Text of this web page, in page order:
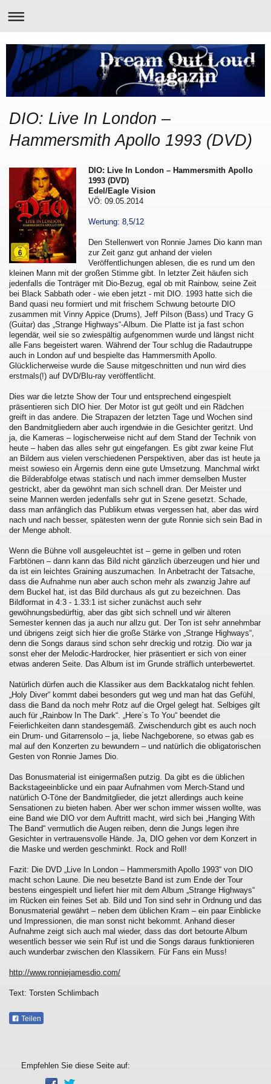
DIO: Live In London –
Hammersmith Apollo 1993 (DVD)
DIO: Live In London – Hammersmith Apollo
1993 (DVD)
Edel/Eagle Vision
VÖ: 09.05.2014
Wertung: 8,5/12
Den Stellenwert von Ronnie James Dio kann man
zur Zeit ganz gut anhand der vielen
Veröffentlichungen ablesen, die es rund um den
kleinen Mann mit der großen Stimme gibt. In letzter Zeit häufen sich
jedenfalls die Tonträger mit Dio-Bezug, egal ob mit Rainbow, seine Zeit
bei Black Sabbath oder - wie eben jetzt - mit DIO. 1993 hatte sich die
Band quasi neu formiert und mit frischem Schwung betourte DIO
zusammen mit Vinny Appice (Drums), Jeff Pilson (Bass) und Tracy G
(Guitar) das „Strange Highways“-Album. Die Platte ist ja fast schon
legendär, weil sie so zwiespältig aufgenommen wurde und längst nicht
alle Fans begeistert waren. Während der Tour schlug die Radautruppe
auch in London auf und bespielte das Hammersmith Apollo.
Glücklicherweise wurde die Sause mitgeschnitten und nun wird dies
erstmals(!) auf DVD/Blu-ray veröffentlicht.
Dies war die letzte Show der Tour und entsprechend eingespielt
präsentieren sich DIO hier. Der Motor ist gut geölt und ein Rädchen
greift in das andere. Die Strapazen der letzten Tage und Wochen sind
den Bandmitgliedern aber auch irgendwie in die Gesichter geritzt. Und
ja, die Kameras – logischerweise nicht auf dem Stand der Technik von
heute – haben das alles sehr gut eingefangen. Es gibt zwar keine Flut
an Bildern aus vielen verschiedenen Perspektiven, aber das ist heute ja
meist sowieso ein Ärgernis denn eine gute Umsetzung. Manchmal wirkt
die Bilderabfolge etwas statisch und nach immer demselben Muster
gestrickt, aber da gewöhnt man sich schnell dran. Der Meister und
seine Mannen werden jedenfalls sehr gut in Szene gesetzt. Schade,
dass man anfänglich das Publikum etwas vergessen hat, aber das wird
nach und nach besser, spätesten wenn der gute Ronnie sich sein Bad in
der Menge abholt.
Wenn die Bühne voll ausgeleuchtet ist – gerne in gelben und roten
Farbtönen – dann kann das Bild nicht gänzlich überzeugen und hier und
da ist ein leichtes Graining auszumachen. In Anbetracht der Tatsache,
dass die Aufnahme nun aber auch schon mehr als zwanzig Jahre auf
dem Buckel hat, ist das Bild durchaus als gut zu bezeichnen. Das
Bildformat in 4:3 - 1.33:1 ist sicher zunächst auch sehr
gewöhnungsbedürftig, aber das gibt sich schnell und wir älteren
Semester kennen das ja auch nur allzu gut. Der Ton ist sehr annehmbar
und übrigens zeigt sich hier die große Stärke von „Strange Highways“,
denn die Songs daraus sind schon sehr dreckig und rotzig. Dio war ja
sonst eher der Melodic-Hardrocker, hier präsentiert er sich von einer
etwas anderen Seite. Das Album ist im Grunde sträflich unterbewertet.
Natürlich dürfen auch die Klassiker aus dem Backkatalog nicht fehlen.
„Holy Diver“ kommt dabei besonders gut weg und man hat das Gefühl,
dass die Band da noch mehr Rotz auf die Orgel gelegt hat. Selbiges gilt
auch für „Rainbow In The Dark“. „Here´s To You“ beendet die
Feierlichkeiten dann standesgemäß. Zwischendurch gibt es auch noch
ein Drum- und Gitarrensolo – ja, liebe Nachgeborene, so etwas gab es
mal auf den Konzerten zu bewundern – und natürlich die obligatorischen
Gesten von Ronnie James Dio.
Das Bonusmaterial ist einigermaßen putzig. Da gibt es die üblichen
Backstageeinblicke und ein paar Aufnahmen vom Merch-Stand und
natürlich O-Töne der Bandmitglieder, die jetzt allerdings auch keine
Sensationen zu bieten haben. Aber wer schon immer wissen wollte, was
eine Band wie DIO vor dem Auftritt macht, wird sich bei „Hanging With
The Band“ vermutlich die Augen reiben, denn die Jungs legen ihre
Gesichter in vertrauensvolle Hände. Ja, DIO gehen vor dem Konzert in
die Maske und werden geschminkt. Rock and Roll!
Fazit: Die DVD „Live In London – Hammersmith Apollo 1993“ von DIO
macht schon Laune. Die neu besetzte Band ist zum Ende der Tour
bestens eingespielt und liefert hier mit dem Album „Strange Highways“
im Rücken ein feines Set ab. Bild und Ton sind sehr in Ordnung und das
Bonusmaterial gewährt – neben dem üblichen Kram – ein paar Einblicke
und Impressionen, die man sonst nicht bekommt. Anhand dieser
Aufnahme zeigt sich auch mal wieder, dass das dort betourte Album
wesentlich besser wie sein Ruf ist und die Songs daraus funktionieren
auch wunderbar zwischen den Klassikern. Für Fans ein Muss!
http://www.ronniejamesdio.com/
Text: Torsten Schlimbach
Teilen
Empfehlen Sie diese Seite auf: